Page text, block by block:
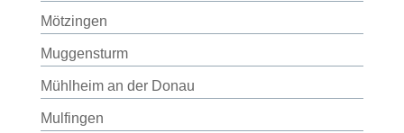
Mötzingen
Muggensturm
Mühlheim an der Donau
Mulfingen